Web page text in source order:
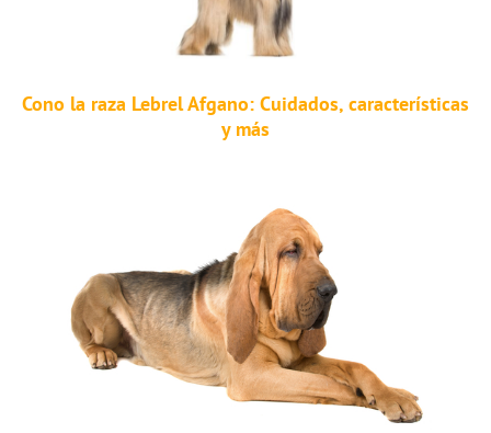
Cono la raza Lebrel Afgano: Cuidados, características
y más